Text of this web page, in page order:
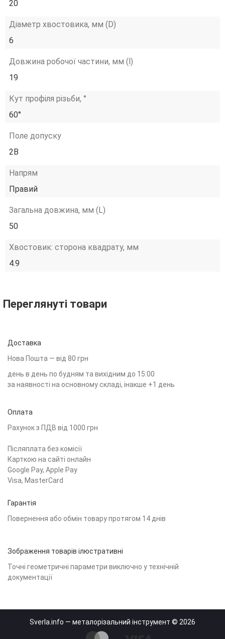
20
Діаметр хвостовика, мм (D)
6
Довжина робочої частини, мм (l)
19
Кут профіля різьби, °
60°
Поле допуску
2B
Напрям
Правий
Загальна довжина, мм (L)
50
Хвостовик: сторона квадрату, мм
4.9
Переглянуті товари
Доставка
Нова Пошта — від 80 грн
день в день по будням та вихідним до 15:00
за наявності на основному складі, інакше +1 день
Оплата
Рахунок з ПДВ від 1000 грн
Післяплата без комісії
Карткою на сайті онлайн
Google Pay, Apple Pay
Visa, MasterCard
Гарантія
Повернення або обмін товару протягом 14 днів
Зображення товарів ілюстративні
Точні геометричні параметри виключно у технічній
документації
Sverla.info — металорізальний інструмент © 2026